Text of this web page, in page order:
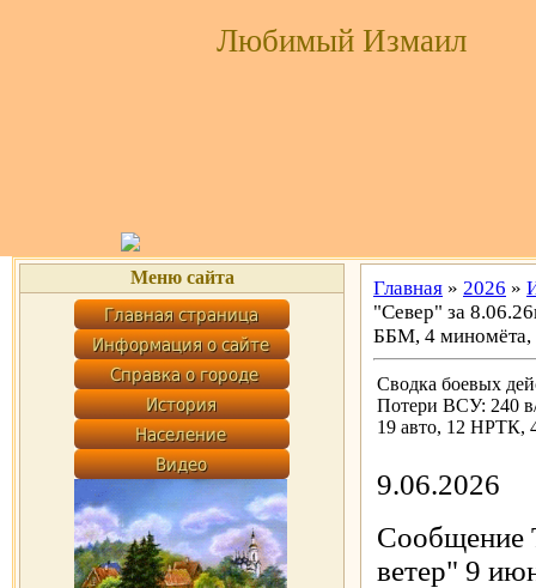
Любимый Измаил
Меню сайта Главная » 2026 »
"Север" за
ББМ, 4
Сводка боевых
Потери ВСУ: 240
19 авто, 12
9.06.2026
Сообщение
ветер" 9